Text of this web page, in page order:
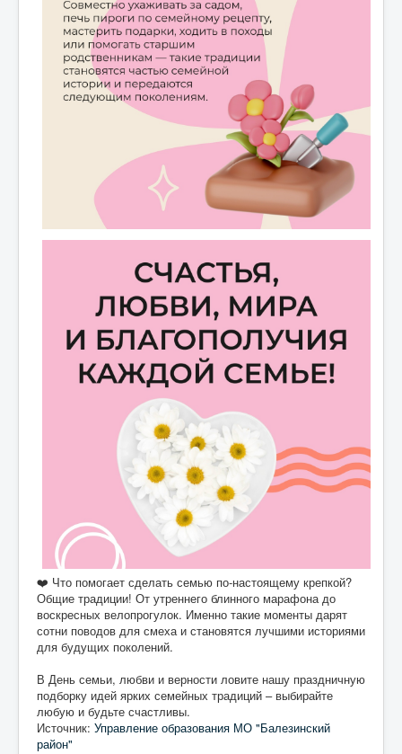
❤️ Что помогает сделать семью по-настоящему крепкой?
Общие традиции! От утреннего блинного марафона до
воскресных велопрогулок. Именно такие моменты дарят
сотни поводов для смеха и становятся лучшими историями
для будущих поколений.
В День семьи, любви и верности ловите нашу праздничную
подборку идей ярких семейных традиций – выбирайте
любую и будьте счастливы.
Источник: Управление образования МО "Балезинский
район"